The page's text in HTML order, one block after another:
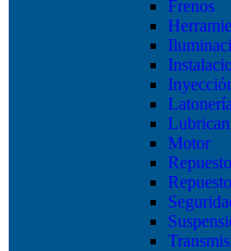
Frenos
Motor